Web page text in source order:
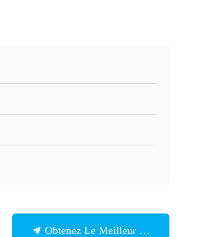
Obtenez Le Meilleur Prix